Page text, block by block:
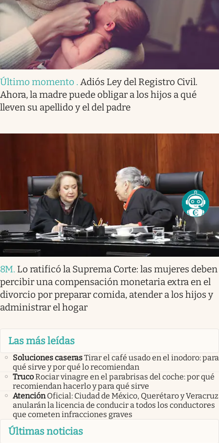
Último momento . Adiós Ley del Registro Civil.
Ahora, la madre puede obligar a los hijos a qué
lleven su apellido y el del padre
8M. Lo ratificó la Suprema Corte: las mujeres deben
percibir una compensación monetaria extra en el
divorcio por preparar comida, atender a los hijos y
administrar el hogar
Las más leídas
Soluciones caserasTirar el café usado en el inodoro: para
qué sirve y por qué lo recomiendan
TrucoRociar vinagre en el parabrisas del coche: por qué
recomiendan hacerlo y para qué sirve
Atención Oficial: Ciudad de México, Querétaro y Veracruz
anularán la licencia de conducir a todos los conductores
que cometen infracciones graves
Últimas noticias